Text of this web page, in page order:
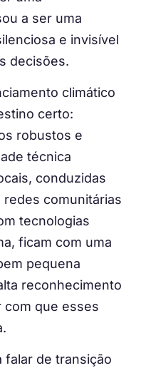
a ser uma
e invisível
decisões.
climático
certo:
robustos e
técnica
conduzidas
comunitárias
tecnologias
ficam com uma
pequena
reconhecimento
com que esses
falar de transição